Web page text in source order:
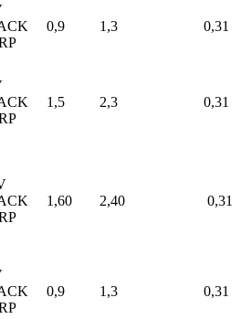
0,9 1,3 0,31
1,5 2,3 0,31
1,60 2,40 0,31
0,9 1,3 0,31